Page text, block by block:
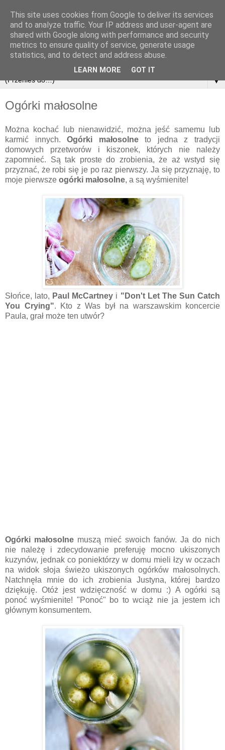
▼
Ogórki małosolne
Można kochać lub nienawidzić, można jeść samemu lub
karmić innych.Ogórki małosolneto jedna z tradycji
domowych przetworów i kiszonek, których nie należy
zapomnieć. Są tak proste do zrobienia, że aż wstyd się
przyznać, że robi się je po raz pierwszy. Ja się przyznaję, to
moje pierwsze ogórki małosolne, a są wyśmienite!
Słońce, lato, Paul McCartney i "Don't Let The Sun Catch
You Crying". Kto z Was był na warszawskim koncercie
Paula, grał może ten utwór?
Ogórki małosolne muszą mieć swoich fanów. Ja do nich
nie należę i zdecydowanie preferuję mocno ukiszonych
kuzynów, jednak co poniektórzy w domu mieli łzy w oczach
na widok słoja świeżo ukiszonych ogórków małosolnych.
Natchnęła mnie do ich zrobienia Justyna, której bardzo
dziękuję. Otóż jest wdzięczność w domu :) A ogórki są
ponoć wyśmienite! "Ponoć" bo to wciąż nie ja jestem ich
głównym konsumentem.
This site uses cookies from Google to deliver its services
and to analyze traffic. Your IP address and user-agent are
shared with Google along with performance and security
metrics to ensure quality of service, generate usage
statistics, and to detect and address abuse.
LEARN MORE GOT IT